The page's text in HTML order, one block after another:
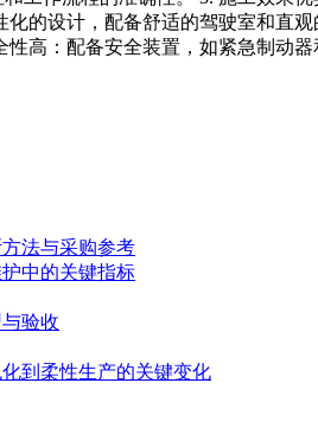
的设计，配备舒适的驾驶室和直
高：配备安全装置，如紧急制动
法与采购参考
中的关键指标
验收
到柔性生产的关键变化